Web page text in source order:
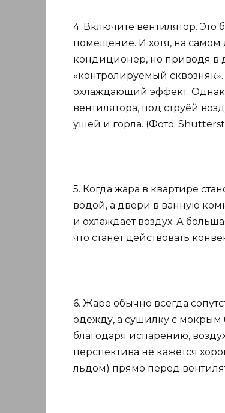
4. Включите вентилятор. Это
помещение. И хотя, на самом
кондиционер, но приводя в
«контролируемый
охлаждающий эффект.
вентилятора, под струёй
ушей и горла. (Фото:
5. Когда жара в квартире
водой, а двери в ванную
и охлаждает воздух. А
что станет действовать
6. Жаре обычно всегда
одежду, а сушилку с мокрым
благодаря испарению,
перспектива не кажется
льдом) прямо перед